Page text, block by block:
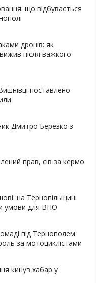
що відбувається
дронів: як
після важкого
поставлено
Дмитро Березко з
прав, сів за кермо
на Тернопільщині
умови для ВПО
під Тернополем
за мотоциклістами
кинув хабар у